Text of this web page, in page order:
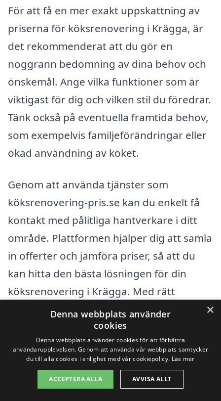
För att få en mer exakt uppskattning av
priserna för köksrenovering i Krägga, är
det rekommenderat att du gör en
noggrann bedömning av dina behov och
önskemål. Ange vilka funktioner som är
viktigast för dig och vilken stil du föredrar.
Tänk också på eventuella framtida behov,
som exempelvis familjeförändringar eller
ökad användning av köket.
Genom att använda tjänster som
köksrenovering-pris.se kan du enkelt få
kontakt med pålitliga hantverkare i ditt
område. Plattformen hjälper dig att samla
in offerter och jämföra priser, så att du
kan hitta den bästa lösningen för din
köksrenovering i Krägga. Med rätt
information i handen kan du göra smarta
val som ligger inom din budget och ger
dig det kök du drömmer om.
Få 3 erbjudanden, gratis och utan
×
Denna webbplats använder
cookies
Denna webbplats använder cookies för att förbättra
användarupplevelsen. Genom att använda vår webbplats samtycker
du till alla cookies i enlighet med vår cookiepolicy. Läs mer
ACCEPTERA ALLA AVVISA ALLT